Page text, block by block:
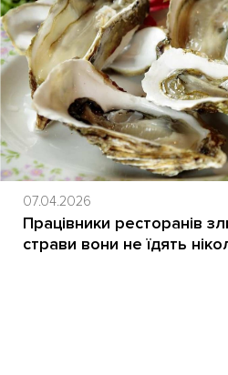
07.04.2026
Працівники ресторанів
страви вони не їдять